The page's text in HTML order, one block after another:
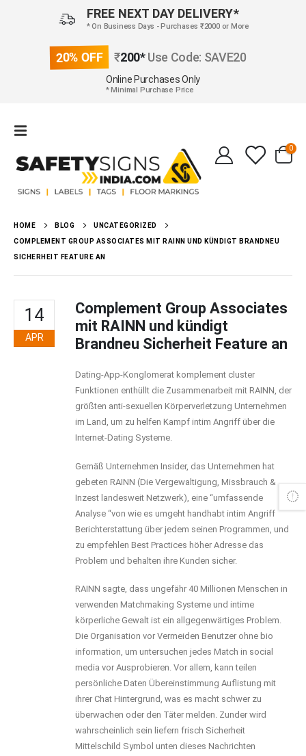
FREE NEXT DAY DELIVERY*
* On Business Days - Purchases ₹2000 or More
20% OFF ₹200*Use Code: SAVE20
Online Purchases Only
* Minimal Purchase Price
0
HOME BLOG UNCATEGORIZED
COMPLEMENT GROUP ASSOCIATES MIT RAINN UND KÜNDIGT BRANDNEU
SICHERHEIT FEATURE AN
14
APR
Complement Group Associates
mit RAINN und kündigt
Brandneu Sicherheit Feature an
Dating-App-Konglomerat komplement cluster
Funktionen enthüllt die Zusammenarbeit mit RAINN, der
größten anti-sexuellen Körperverletzung Unternehmen
im Land, um zu helfen Kampf intim Angriff über die
Internet-Dating Systeme.
Gemäß Unternehmen Insider, das Unternehmen hat
gebeten RAINN (Die Vergewaltigung, Missbrauch &
Inzest landesweit Netzwerk), eine “umfassende
Analyse “von wie es umgeht handhabt intim Angriff
Berichterstattung über jedem seinen Programmen, und
zu empfehlen Best Practices höher Adresse das
Problem und behalten ihre Kunden sicher.
RAINN sagte, dass ungefähr 40 Millionen Menschen in
verwenden Matchmaking Systeme und intime
körperliche Gewalt ist ein allgegenwärtiges Problem.
Die Organisation vor Vermeiden Benutzer ohne bio
information, um untersuchen jedes Match in social
media vor Ausprobieren. Vor allem, kann teilen
persönliche Daten Übereinstimmung Auflistung mit
ihrer Chat Hintergrund, was es macht schwer zu
überwachen oder den Täter melden. Zunder wird
wahrscheinlich sein liefern frisch Sicherheit
Mittelschild Symbol unten dieses Nachrichten